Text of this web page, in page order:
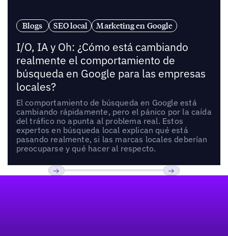
Blogs SEO local Marketing en Google
I/O, IA y Oh: ¿Cómo está cambiando
realmente el comportamiento de
búsqueda en Google para las empresas
locales?
El comportamiento de búsqueda en Google está
cambiando rápidamente, pero el pánico por la caída
del tráfico no apunta al problema real. Estos
expertos en búsqueda local explican qué está
pasando realmente, si las marcas locales deberían
preocuparse y qué hacer al respecto.